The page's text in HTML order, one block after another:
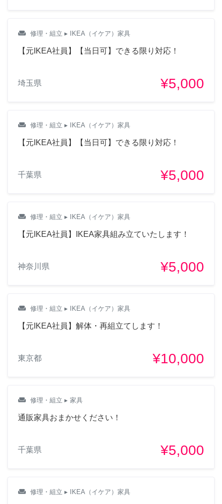
weekend 修理・組立 ▸ IKEA（イケア）家具
【元IKEA社員】【当日可】できる限り対応！
埼玉県 ¥5,000
weekend 修理・組立 ▸ IKEA（イケア）家具
【元IKEA社員】【当日可】できる限り対応！
千葉県 ¥5,000
weekend 修理・組立 ▸ IKEA（イケア）家具
【元IKEA社員】IKEA家具組み立ていたします！
神奈川県 ¥5,000
weekend 修理・組立 ▸ IKEA（イケア）家具
【元IKEA社員】解体・再組立てします！
東京都 ¥10,000
weekend 修理・組立 ▸ 家具
通販家具おまかせください！
千葉県 ¥5,000
weekend 修理・組立 ▸ IKEA（イケア）家具